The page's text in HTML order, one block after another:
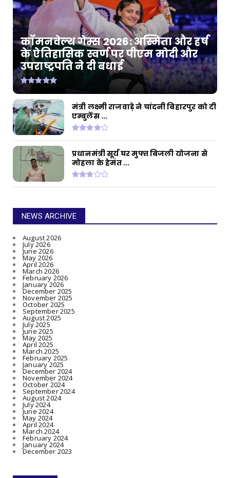
कॉमनवेल्थ गेम्स 2026: अस्मिता और हर्ष
के ऐतिहासिक स्वर्ण पर पीएम मोदी और
उपराष्ट्रपति ने दी बधाई
मंत्री लक्ष्मी राजवाड़े ने चांदनी बिहारपुर को दी
एम्बुलेंस ...
प्रधानमंत्री सूर्य घर मुफ्त बिजली योजना से
मोहला के हेमंत ...
NEWS ARCHIVE
August 2026
July 2026
June 2026
May 2026
April 2026
March 2026
February 2026
January 2026
December 2025
November 2025
October 2025
September 2025
August 2025
July 2025
June 2025
May 2025
April 2025
March 2025
February 2025
January 2025
December 2024
November 2024
October 2024
September 2024
August 2024
July 2024
June 2024
May 2024
April 2024
March 2024
February 2024
January 2024
December 2023